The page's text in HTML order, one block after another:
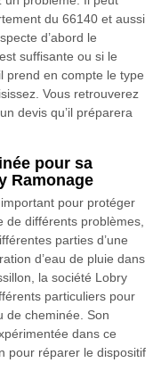
du 66140 et aussi
d’abord le
suffisante ou si le
prend en compte le type
Vous retrouverez
devis qu’il préparera
pour sa
Ramonage
pour protéger
de différents problèmes,
parties d’une
d’eau de pluie dans
la société Lobry
particuliers pour
de cheminée. Son
dans ce
pour réparer le dispositif